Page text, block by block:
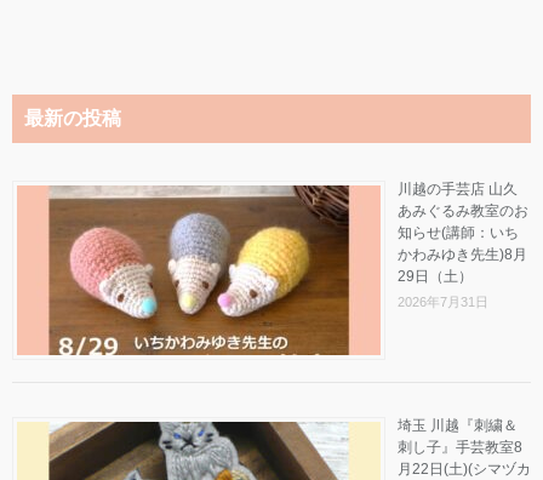
最新の投稿
川越の手芸店 山久
あみぐるみ教室のお
知らせ(講師：いち
かわみゆき先生)8月
29日（土）
2026年7月31日
埼玉 川越『刺繍＆
刺し子』手芸教室8
月22日(土)(シマヅカ